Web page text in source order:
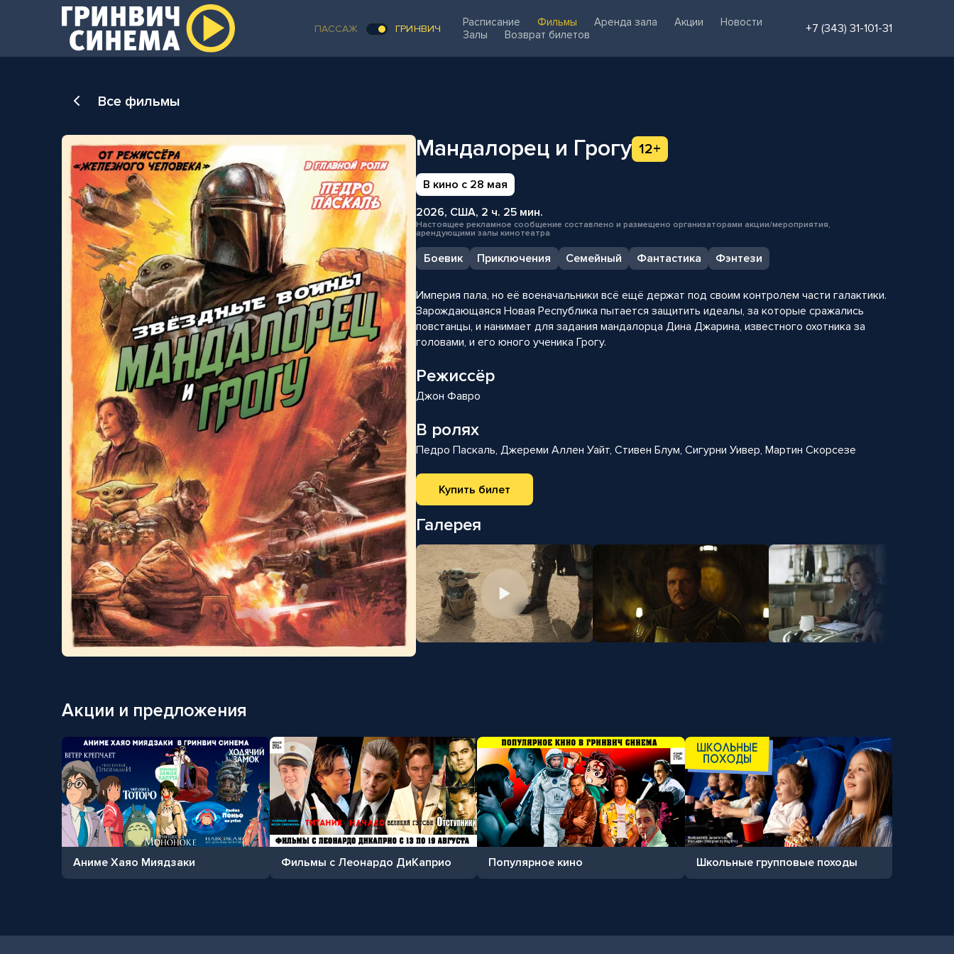
ПАССАЖ ГРИНВИЧ +7 (343) 31-101-31
Расписание Фильмы Аренда зала Акции
Новости
Залы
Возврат билетов
Все фильмы
Мандалорец и Грогу 12+
В кино с 28 мая
2026, США, 2 ч. 25 мин.
Настоящее рекламное сообщение составлено и размещено организаторами акции/мероприятия,
арендующими залы кинотеатра
Боевик Приключения Семейный Фантастика Фэнтези
Империя пала, но её военачальники всё ещё держат под своим контролем части галактики.
Зарождающаяся Новая Республика пытается защитить идеалы, за которые сражались
повстанцы, и нанимает для задания мандалорца Дина Джарина, известного охотника за
головами, и его юного ученика Грогу.
Режиссёр
Джон Фавро
В ролях
Педро Паскаль, Джереми Аллен Уайт, Стивен Блум, Сигурни Уивер, Мартин Скорсезе
Купить билет
Галерея
Акции и предложения
Аниме Хаяо Миядзаки Фильмы с Леонардо ДиКаприо Популярное кино Школьные групповые походы